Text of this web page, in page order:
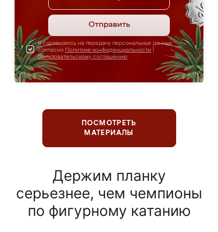
Отправить
Я соглашаюсь на передачу персональных данных
согласно Политике конфиденциальности
Пользовательскому соглашению
ПОСМОТРЕТЬ
МАТЕРИАЛЫ
Держим планку
серьезнее, чем чемпионы
по фигурному катанию